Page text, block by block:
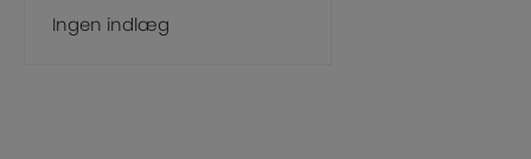
Ingen indlæg